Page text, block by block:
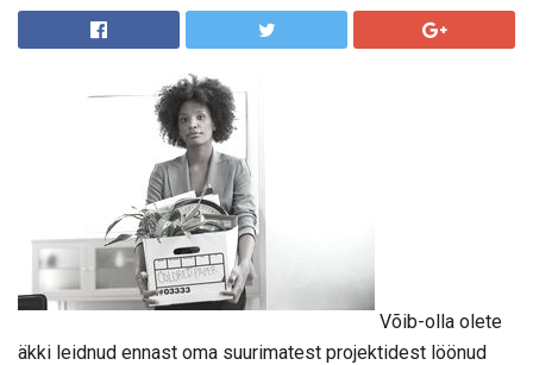
Võib-olla olete
äkki leidnud ennast oma suurimatest projektidest löönud